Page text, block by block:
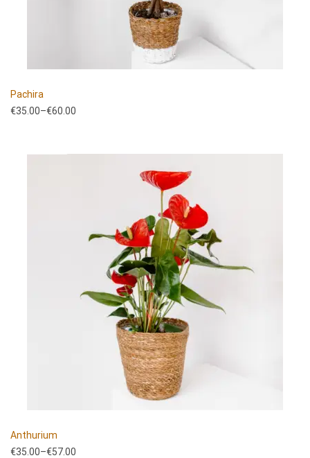
Pachira
€35.00–€60.00
Anthurium
€35.00–€57.00